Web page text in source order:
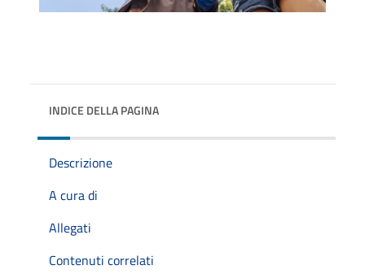
INDICE DELLA PAGINA
Descrizione
A cura di
Allegati
Contenuti correlati